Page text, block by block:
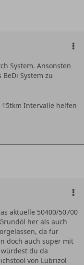
System. Ansonsten
System zu
Intervalle helfen
aktuelle 50400/50700
her als auch
da für
doch auch super mit
du da
von Lubrizol